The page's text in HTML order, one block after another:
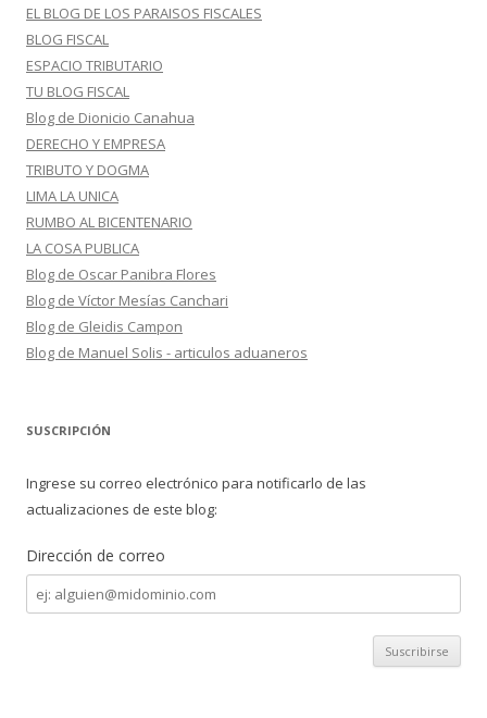
EL BLOG DE LOS PARAISOS FISCALES
BLOG FISCAL
ESPACIO TRIBUTARIO
TU BLOG FISCAL
Blog de Dionicio Canahua
DERECHO Y EMPRESA
TRIBUTO Y DOGMA
LIMA LA UNICA
RUMBO AL BICENTENARIO
LA COSA PUBLICA
Blog de Oscar Panibra Flores
Blog de Víctor Mesías Canchari
Blog de Gleidis Campon
Blog de Manuel Solis - articulos aduaneros
SUSCRIPCIÓN
Ingrese su correo electrónico para notificarlo de las
actualizaciones de este blog:
Dirección de correo
Dirección
de
correo